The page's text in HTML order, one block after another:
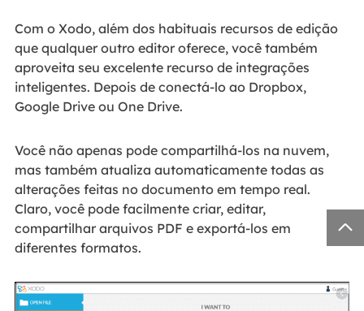
Com o Xodo, além dos habituais recursos de edição
que qualquer outro editor oferece, você também
aproveita seu excelente recurso de integrações
inteligentes. Depois de conectá-lo ao Dropbox,
Google Drive ou One Drive.
Você não apenas pode compartilhá-los na nuvem,
mas também atualiza automaticamente todas as
alterações feitas no documento em tempo real.
Claro, você pode facilmente criar, editar,
compartilhar arquivos PDF e exportá-los em
diferentes formatos.
